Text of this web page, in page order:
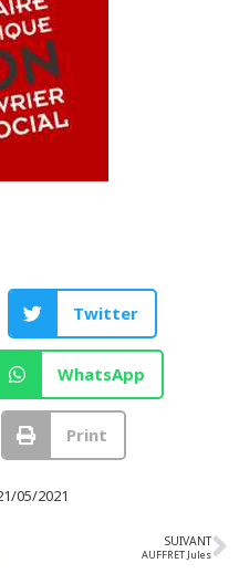
Twitter
WhatsApp
Print
05/2021
SUIVANT
AUFFRET Jules